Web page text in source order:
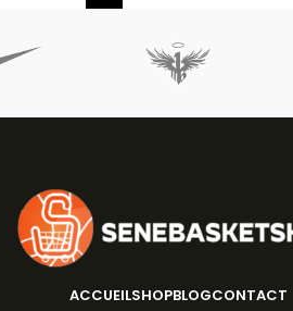
ACCUEILSHOPBLOGCONTACT